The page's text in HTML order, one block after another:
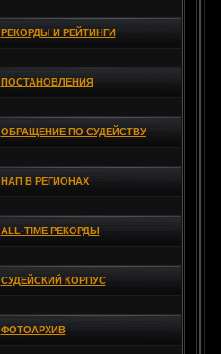
РЕКОРДЫ И РЕЙТИНГИ
ПОСТАНОВЛЕНИЯ
ОБРАЩЕНИЕ ПО СУДЕЙСТВУ
НАП В РЕГИОНАХ
ALL-TIME РЕКОРДЫ
СУДЕЙСКИЙ КОРПУС
ФОТОАРХИВ